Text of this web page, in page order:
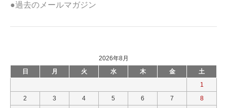
●過去のメールマガジン
2026年8月
日
月 火 水 木 金 土
1
2
3 4 5 6 7
8